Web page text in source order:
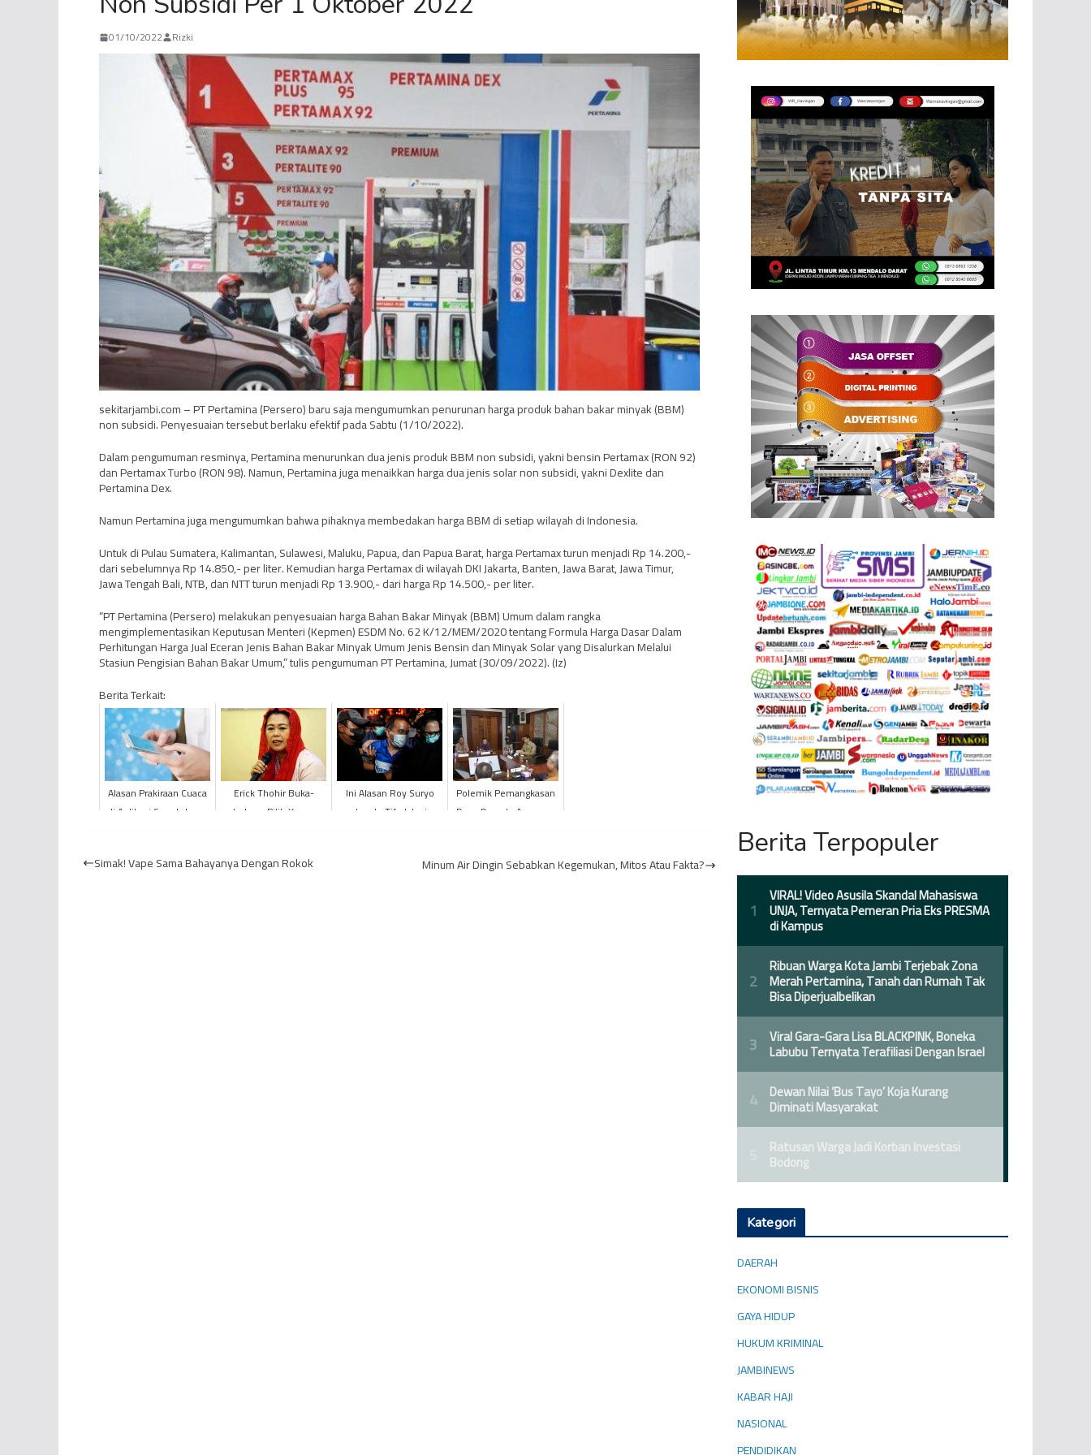
01/10/2022 Rizki
sekitarjambi.com – PT Pertamina (Persero) baru saja mengumumkan penurunan harga produk bahan bakar minyak (BBM)
non subsidi. Penyesuaian tersebut berlaku efektif pada Sabtu (1/10/2022).
Dalam pengumuman resminya, Pertamina menurunkan dua jenis produk BBM non subsidi, yakni bensin Pertamax (RON 92)
dan Pertamax Turbo (RON 98). Namun, Pertamina juga menaikkan harga dua jenis solar non subsidi, yakni Dexlite dan
Pertamina Dex.
Namun Pertamina juga mengumumkan bahwa pihaknya membedakan harga BBM di setiap wilayah di Indonesia.
Untuk di Pulau Sumatera, Kalimantan, Sulawesi, Maluku, Papua, dan Papua Barat, harga Pertamax turun menjadi Rp 14.200,-
dari sebelumnya Rp 14.850,- per liter. Kemudian harga Pertamax di wilayah DKI Jakarta, Banten, Jawa Barat, Jawa Timur,
Jawa Tengah Bali, NTB, dan NTT turun menjadi Rp 13.900,- dari harga Rp 14.500,- per liter.
“PT Pertamina (Persero) melakukan penyesuaian harga Bahan Bakar Minyak (BBM) Umum dalam rangka
mengimplementasikan Keputusan Menteri (Kepmen) ESDM No. 62 K/12/MEM/2020 tentang Formula Harga Dasar Dalam
Perhitungan Harga Jual Eceran Jenis Bahan Bakar Minyak Umum Jenis Bensin dan Minyak Solar yang Disalurkan Melalui
Stasiun Pengisian Bahan Bakar Umum,” tulis pengumuman PT Pertamina, Jumat (30/09/2022). (Iz)
Berita Terkait:
Alasan Prakiraan Cuaca
di Aplikasi Smartphone
Erick Thohir Buka-
bukaan Pilih Yenny
Ini Alasan Roy Suryo
dan dr. Tifa Jalani
Polemik Pemangkasan
Dana Daerah, Anggaran
Simak! Vape Sama Bahayanya Dengan Rokok Minum Air Dingin Sebabkan Kegemukan, Mitos Atau Fakta?
Berita Terpopuler
Kategori
DAERAH
EKONOMI BISNIS
GAYA HIDUP
HUKUM KRIMINAL
JAMBINEWS
KABAR HAJI
NASIONAL
PENDIDIKAN